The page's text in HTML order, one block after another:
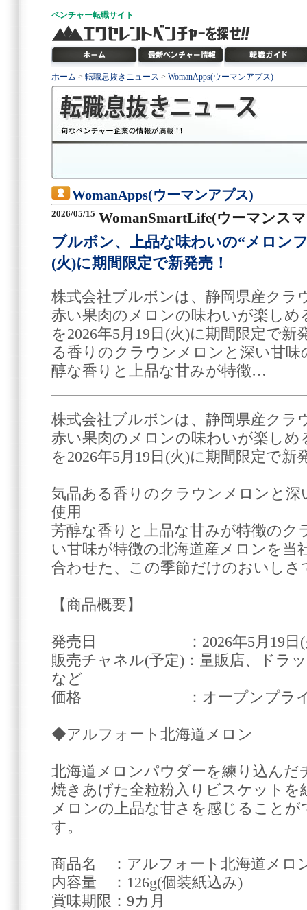
ベンチャー転職サイト
ホーム > 転職息抜きニュース > WomanApps(ウーマンアプス)
WomanApps(ウーマンアプス)
2026/05/15 WomanSmartLife(ウーマンス
ブルボン、上品な味わいの“メロン
(火)に期間限定で新発売！
株式会社ブルボンは、静岡県産クラ
赤い果肉のメロンの味わいが楽しめ
を2026年5月19日(火)に期間限定で
る香りのクラウンメロンと深い甘
醇な香りと上品な甘みが特徴…
株式会社ブルボンは、静岡県産クラ
赤い果肉のメロンの味わいが楽しめ
を2026年5月19日(火)に期間限定で新
気品ある香りのクラウンメロンと深
使用
芳醇な香りと上品な甘みが特徴のク
い甘味が特徴の北海道産メロンを当
合わせた、この季節だけのおいしさ
【商品概要】
発売日 ：2026年5月19日(
販売チャネル(予定)：量販店、ドラ
など
価格 ：オープンプライ
◆アルフォート北海道メロン
北海道メロンパウダーを練り込ん
焼きあげた全粒粉入りビスケットを
メロンの上品な甘さを感じること
す。
商品名 ：アルフォート北海道メロ
内容量 ：126g(個装紙込み)
賞味期限：9カ月